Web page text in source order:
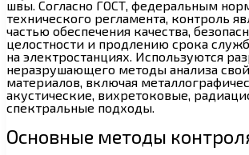
швы. Согласно ГОСТ, федеральным
технического регламента, контроль
частью обеспечения качества,
целостности и продлению срока
на электростанциях. Используются
неразрушающего методы анализа
материалов, включая
акустические, вихретоковые,
спектральные подходы.
Основные методы